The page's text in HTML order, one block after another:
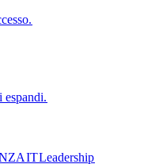
espandi.​​
IT​​Leadership​​